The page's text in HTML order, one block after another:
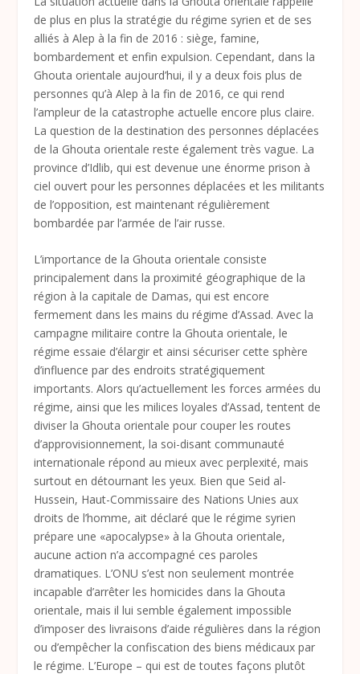
de plus en plus la stratégie du régime syrien et de ses
alliés à Alep à la fin de 2016 : siège, famine,
bombardement et enfin expulsion. Cependant, dans la
Ghouta orientale aujourd’hui, il y a deux fois plus de
personnes qu’à Alep à la fin de 2016, ce qui rend
l’ampleur de la catastrophe actuelle encore plus claire.
La question de la destination des personnes déplacées
de la Ghouta orientale reste également très vague. La
province d’Idlib, qui est devenue une énorme prison à
ciel ouvert pour les personnes déplacées et les militants
de l’opposition, est maintenant régulièrement
bombardée par l’armée de l’air russe.
L’importance de la Ghouta orientale consiste
principalement dans la proximité géographique de la
région à la capitale de Damas, qui est encore
fermement dans les mains du régime d’Assad. Avec la
campagne militaire contre la Ghouta orientale, le
régime essaie d’élargir et ainsi sécuriser cette sphère
d’influence par des endroits stratégiquement
importants. Alors qu’actuellement les forces armées du
régime, ainsi que les milices loyales d’Assad, tentent de
diviser la Ghouta orientale pour couper les routes
d’approvisionnement, la soi-disant communauté
internationale répond au mieux avec perplexité, mais
surtout en détournant les yeux. Bien que Seid al-
Hussein, Haut-Commissaire des Nations Unies aux
droits de l’homme, ait déclaré que le régime syrien
prépare une «apocalypse» à la Ghouta orientale,
aucune action n’a accompagné ces paroles
dramatiques. L’ONU s’est non seulement montrée
incapable d’arrêter les homicides dans la Ghouta
orientale, mais il lui semble également impossible
d’imposer des livraisons d’aide régulières dans la région
ou d’empêcher la confiscation des biens médicaux par
le régime. L’Europe – qui est de toutes façons plutôt